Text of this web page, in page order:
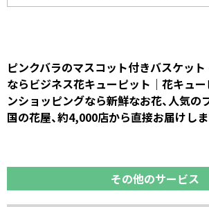
ピンクバラのマスコット付きバスケット
ならビジネス花キューピット｜花キュ
ンショッピングなら新鮮なお花、人気の
国の花屋、約4,000店から直接お届けしま
その他のサービス